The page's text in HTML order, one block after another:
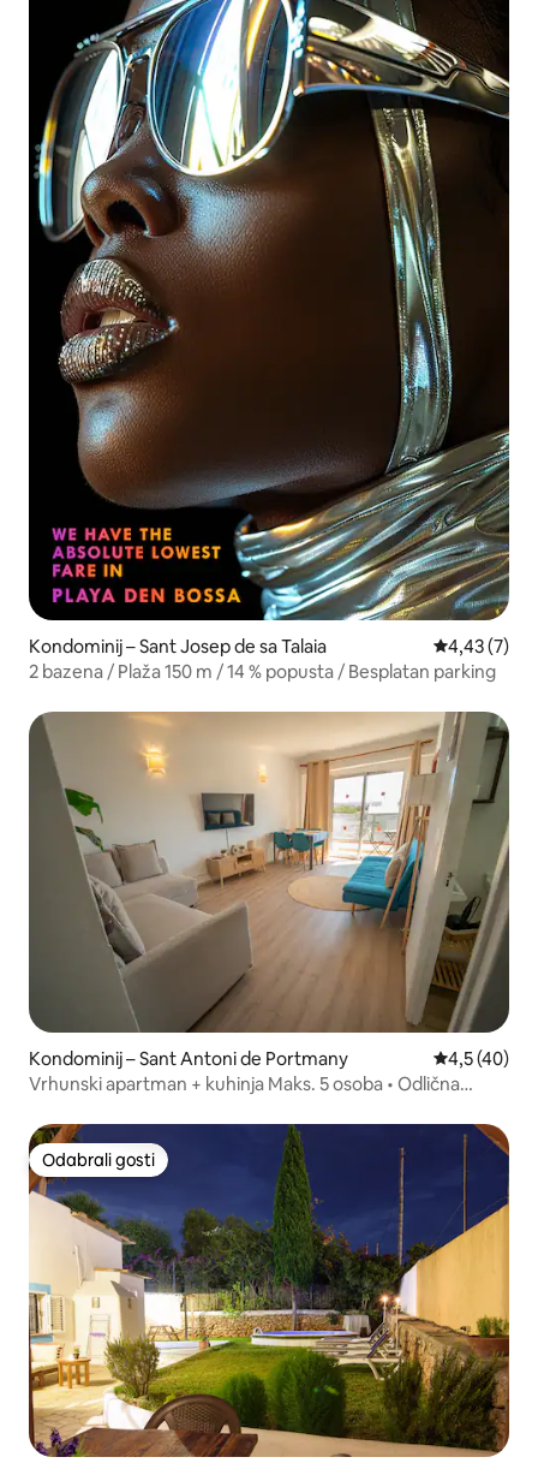
Kondominij – Sant Josep de sa Talaia Prosječna
4,43 (7)
2 bazena / Plaža 150 m / 14 % popusta / Besplatan parking
Kondominij – Sant Antoni de Portmany Prosječna
4,5 (40)
Vrhunski apartman + kuhinja Maks. 5 osoba • Odlična
Odabrali gosti
Odabrali gosti